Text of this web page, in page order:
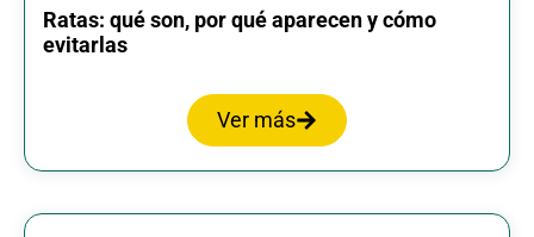
Ratas: qué son, por qué aparecen y cómo
evitarlas
Ver más